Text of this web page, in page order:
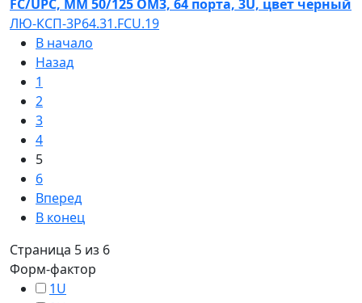
FC/UPC, MM 50/125 OM3, 64 порта, 3U, цвет черный
ЛЮ-КСП-3Р64.31.FCU.19
В начало
Назад
1
2
3
4
5
6
Вперед
В конец
Страница 5 из 6
Форм-фактор
1U